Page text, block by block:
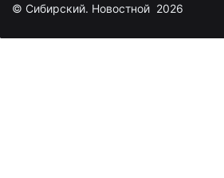
© Сибирский. Новостной 2026